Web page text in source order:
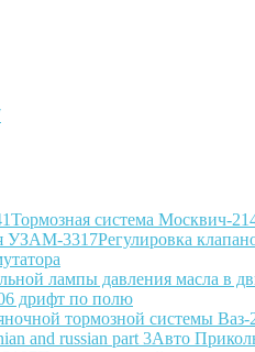
Тормозная система Москвич-
Регулировка
дрифт по полю
Авто